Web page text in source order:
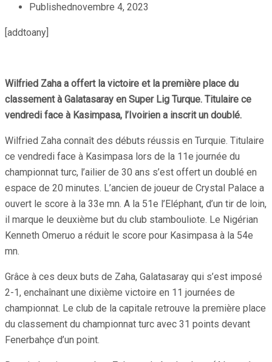
Publishednovembre 4, 2023
[addtoany]
Wilfried Zaha a offert la victoire et la première place du
classement à Galatasaray en Super Lig Turque. Titulaire ce
vendredi face à Kasimpasa, l’Ivoirien a inscrit un doublé.
Wilfried Zaha connaît des débuts réussis en Turquie. Titulaire
ce vendredi face à Kasimpasa lors de la 11e journée du
championnat turc, l’ailier de 30 ans s’est offert un doublé en
espace de 20 minutes. L’ancien de joueur de Crystal Palace a
ouvert le score à la 33e mn. A la 51e l’Eléphant, d’un tir de loin,
il marque le deuxième but du club stambouliote. Le Nigérian
Kenneth Omeruo a réduit le score pour Kasimpasa à la 54e
mn.
Grâce à ces deux buts de Zaha, Galatasaray qui s’est imposé
2-1, enchaînant une dixième victoire en 11 journées de
championnat. Le club de la capitale retrouve la première place
du classement du championnat turc avec 31 points devant
Fenerbahçe d’un point.